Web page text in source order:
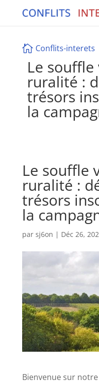
 Conflits-interets
Le
ruralité :
trésors
la
Le souffle
ruralité :
trésors
la
par sj6on | Déc 26,
Bienvenue sur